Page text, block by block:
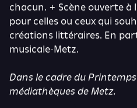
chacun. + Scène ouverte
pour celles ou ceux qui
créations littéraires. En
musicale-Metz.
Dans le cadre du
médiathèques de Metz.